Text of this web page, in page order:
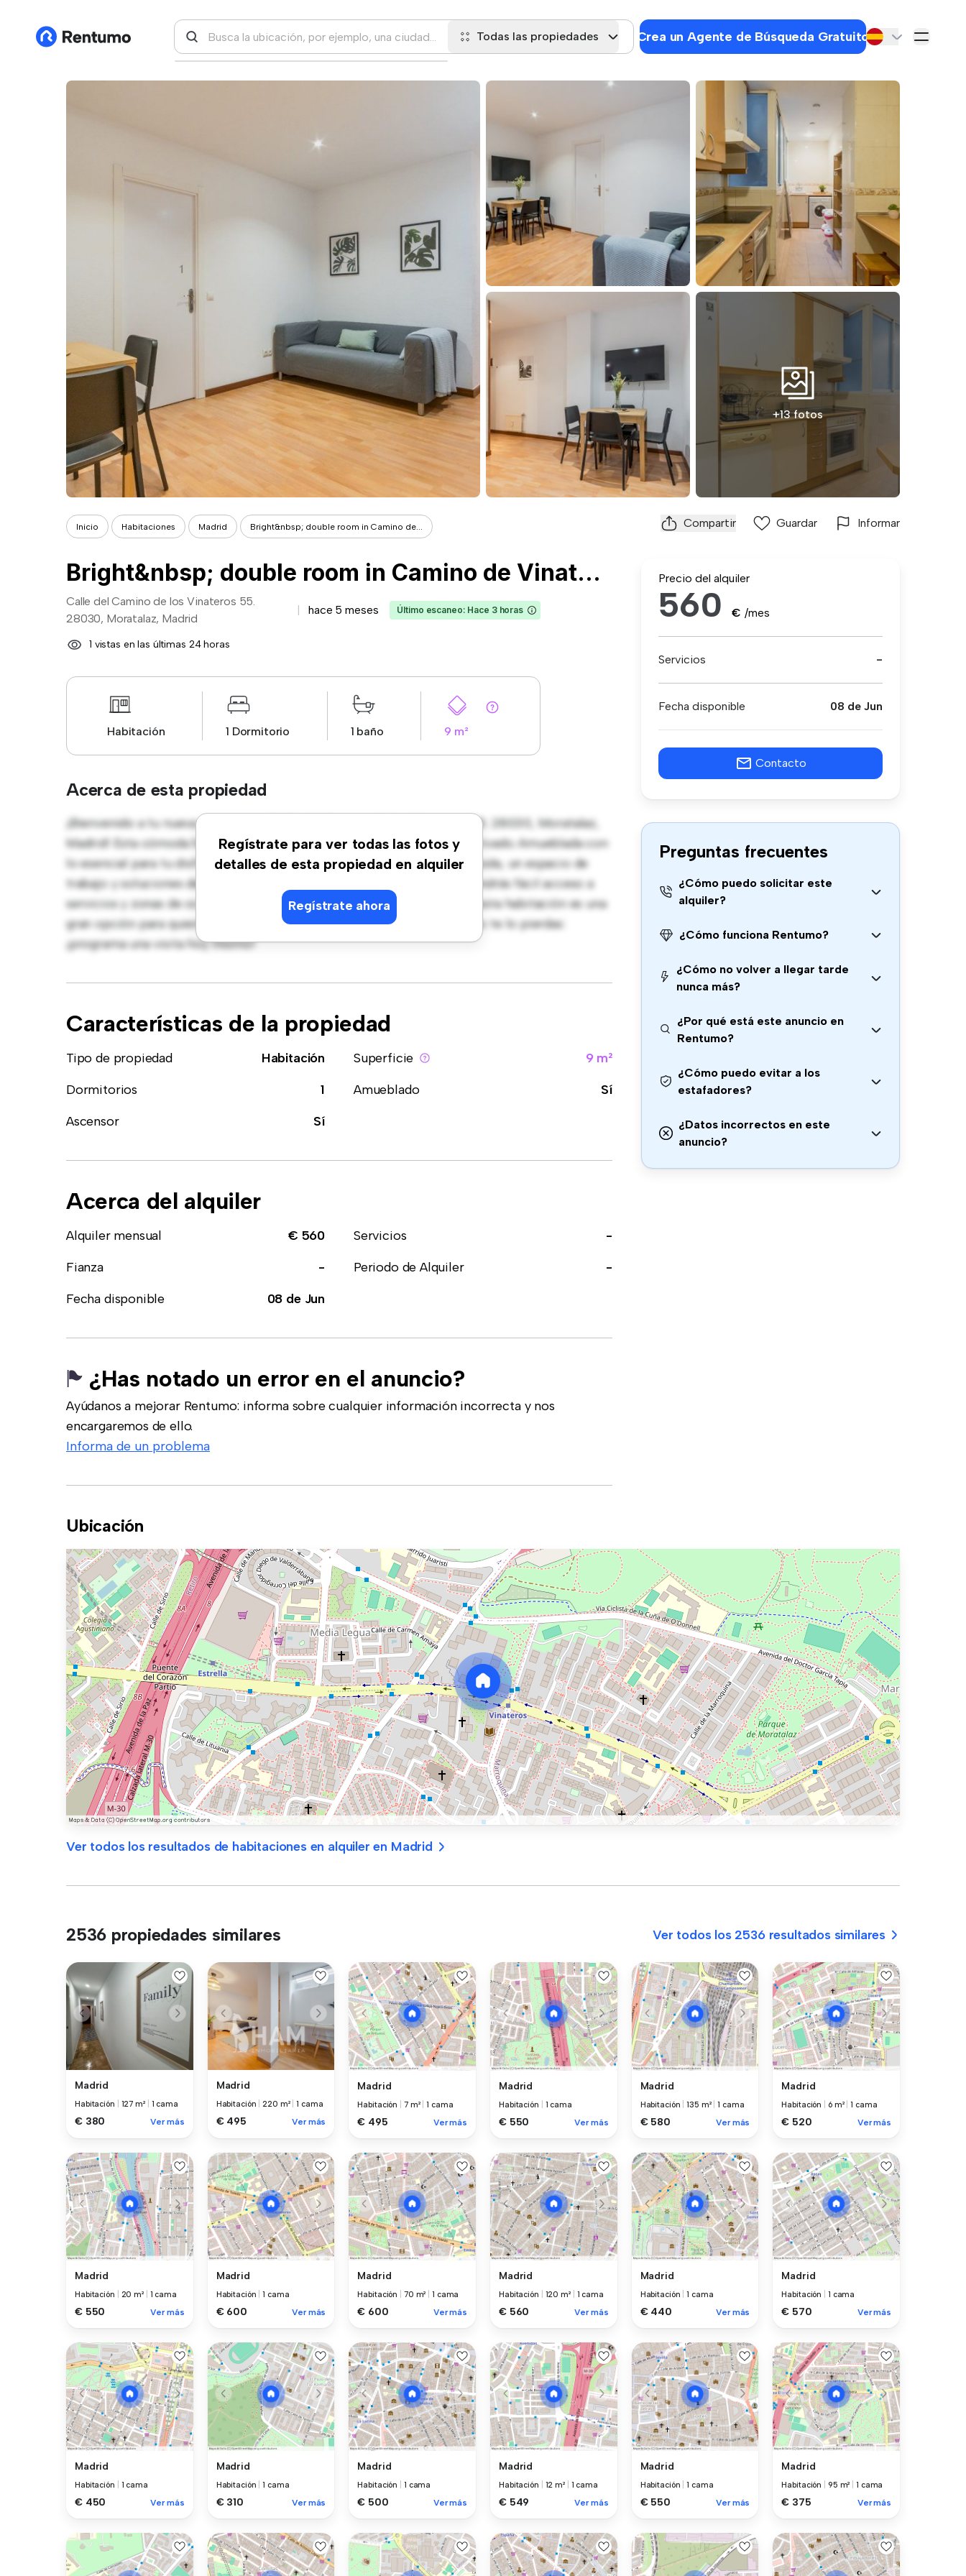
Todas las propiedades Crea un Agente de Búsqueda Gratuito
+13 fotos
Inicio Habitaciones Madrid Bright&nbsp; double room in Camino de... Compartir Guardar Informar
Bright&nbsp; double room in Camino de Vinateros
Calle del Camino de los Vinateros 55.
28030, Moratalaz, Madrid
hace 5 meses Último escaneo: Hace 3 horas
1 vistas en las últimas 24 horas
Habitación 1 Dormitorio 1 baño 9 m²
Acerca de esta propiedad
Regístrate para ver todas las fotos y
detalles de esta propiedad en alquiler
Regístrate ahora
¡Bienvenido a tu nueva estancia en Calle del Camino de los Vinateros 55. 28030, Moratalaz,
Madrid! Esta cómoda habitación ofrece un espacio de vida pacífico y privado. Amueblada con
lo esencial para tu disfrute, esta habitación proporciona una cama cómoda, un espacio de
trabajo y soluciones de almacenamiento. Con su increíble ubicación, tendrás fácil acceso a
servicios y zonas de ocio cercanas. Con un precio asequible de € 560, esta habitación es una
gran opción para quienes buscan un estilo de vida cómodo y sencillo. No te lo pierdas:
¡programa una visita hoy mismo!
Características de la propiedad
Tipo de propiedad Habitación Superficie
9 m²
Dormitorios
1 Amueblado
Sí
Ascensor
Sí
Acerca del alquiler
Alquiler mensual € 560 Servicios
-
Fianza
- Periodo de Alquiler
-
Fecha disponible
08 de Jun
¿Has notado un error en el anuncio?
Ayúdanos a mejorar Rentumo: informa sobre cualquier información incorrecta y nos
encargaremos de ello.
Informa de un problema
Precio del alquiler
560 € /mes
Servicios -
Fecha disponible 08 de Jun
Contacto
Preguntas frecuentes
¿Cómo puedo solicitar este
alquiler?
¿Cómo funciona Rentumo?
¿Cómo no volver a llegar tarde
nunca más?
¿Por qué está este anuncio en
Rentumo?
¿Cómo puedo evitar a los
estafadores?
¿Datos incorrectos en este
anuncio?
Ubicación
Ver todos los resultados de habitaciones en alquiler en Madrid
2536 propiedades similares Ver todos los 2536 resultados similares
Madrid
Habitación 127 m² 1 cama
€ 380 Ver más
Madrid
Habitación |220 m² |1 cama
€ 495 Ver más
Madrid
Habitación 7 m² |1 cama
€ 495 Ver más
Madrid
Habitación 1 cama
€ 550 Ver más
Madrid
Habitación |135 m² |1 cama
€ 580 Ver más
Madrid
Habitación 6 m² |1 cama
€ 520 Ver más
Madrid
Habitación 20 m² 1 cama
€ 550 Ver más
Madrid
Habitación |1 cama
€ 600 Ver más
Madrid
Habitación 70 m² |1 cama
€ 600 Ver más
Madrid
Habitación 120 m² 1 cama
€ 560 Ver más
Madrid
Habitación |1 cama
€ 440 Ver más
Madrid
Habitación 1 cama
€ 570 Ver más
Madrid
Habitación 1 cama
€ 450 Ver más
Madrid
Habitación |1 cama
€ 310 Ver más
Madrid
Habitación 1 cama
€ 500 Ver más
Madrid
Habitación 12 m² 1 cama
€ 549 Ver más
Madrid
Habitación |1 cama
€ 550 Ver más
Madrid
Habitación 95 m² 1 cama
€ 375 Ver más